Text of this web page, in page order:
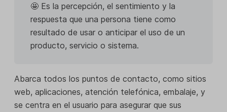
🤩 Es la percepción, el sentimiento y la
respuesta que una persona tiene como
resultado de usar o anticipar el uso de un
producto, servicio o sistema.
Abarca todos los puntos de contacto, como sitios
web, aplicaciones, atención telefónica, embalaje, y
se centra en el usuario para asegurar que sus